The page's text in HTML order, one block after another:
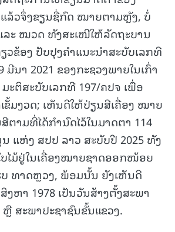
ວຈຶ່ງຂຽນຊື່ກົດ ໝາຍຕາມຫຼັງ, ບໍ່
ລະ ໝວດ ທັງສະເໜີໃຫ້ລັດຖະບານ
ຂ້ອງ ປັບປຸງຄຳແນະນຳສະບັບເລກທີ
ນາ 2021 ຂອງກະຊວງພາຍໃນເກົ່າ
ະຕິສະບັບເລກທີ 197/ຄປຈ ເພື່ອ
ຂັ້ມງວດ; ເຫັນດີໃຫ້ປ່ຽນສີເຄື່ອງ ໝາຍ
ຕາມທີ່ໄດ້ກຳນົດໄວ້ໃນມາດຕາ 114
ແຫ່ງ ສປປ ລາວ ສະບັບປີ 2025 ທັງ
ໄມ້ຢູ່ໃນເຄື່ອງໝາຍຊາດອອກໜ້ອຍ
ທາດຫຼວງ, ພ້ອມນັ້ນ ຍັງເຫັນດີ
ງຫາ 1978 ເປັນວັນສ້າງຕັ້ງສະພາ
ສະພາປະຊາຊົນຂັ້ນແຂວງ.